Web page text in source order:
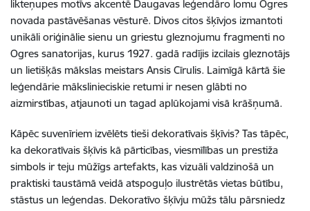
likteņupes motīvs akcentē Daugavas leģendāro lomu Ogres
novada pastāvēšanas vēsturē. Divos citos šķīvjos izmantoti
unikāli oriģinālie sienu un griestu gleznojumu fragmenti no
Ogres sanatorijas, kurus 1927. gadā radījis izcilais gleznotājs
un lietišķās mākslas meistars Ansis Cīrulis. Laimīgā kārtā šie
leģendārie mākslinieciskie retumi ir nesen glābti no
aizmirstības, atjaunoti un tagad aplūkojami visā krāšņumā.
Kāpēc suvenīriem izvēlēts tieši dekoratīvais šķīvis? Tas tāpēc,
ka dekoratīvais šķīvis kā pārticības, viesmīlības un prestiža
simbols ir teju mūžīgs artefakts, kas vizuāli valdzinošā un
praktiski taustāmā veidā atspoguļo ilustrētās vietas būtību,
stāstus un leģendas. Dekoratīvo šķīvju mūžs tālu pārsniedz